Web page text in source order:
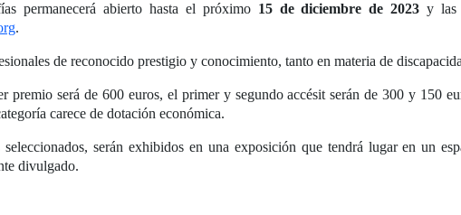
permanecerá abierto hasta el próximo 15 de diciembre de 2023 y las
.
de reconocido prestigio y conocimiento, tanto en materia de
premio será de 600 euros, el primer y segundo accésit serán de 300 y 150
carece de dotación económica.
serán exhibidos en una exposición que tendrá lugar en un
divulgado.